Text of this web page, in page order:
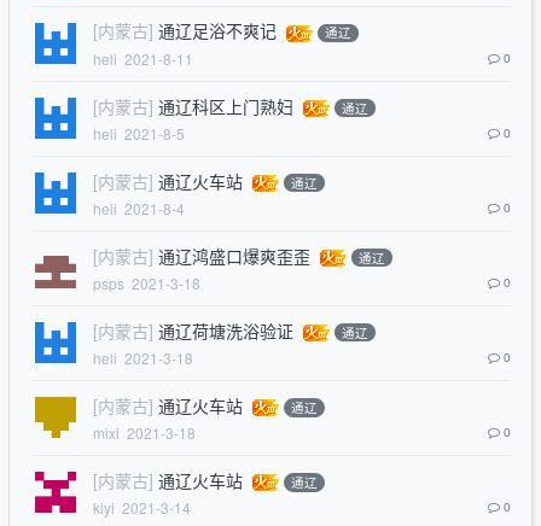
[内蒙古] 通辽足浴不爽记 通辽
heli 2021-8-11 0
[内蒙古] 通辽科区上门熟妇 通辽
heli 2021-8-5 0
[内蒙古] 通辽火车站 通辽
heli 2021-8-4 0
[内蒙古] 通辽鸿盛口爆爽歪歪 通辽
psps 2021-3-18 0
[内蒙古] 通辽荷塘洗浴验证 通辽
heli 2021-3-18 0
[内蒙古] 通辽火车站 通辽
mixi 2021-3-18 0
[内蒙古] 通辽火车站 通辽
kiyi 2021-3-14 0